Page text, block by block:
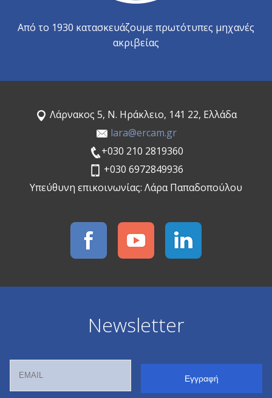
Από το 1930 κατασκευάζουμε πρωτότυπες μηχανές
ακριβείας
Λάρνακος 5, Ν. Ηράκλειο, 141 22, Ελλάδα
lara@ercam.gr
+030 210 2819360
+030 6972849936
Υπεύθυνη επικοινωνίας: Λάρα Παπαδοπούλου
Newsletter
Name